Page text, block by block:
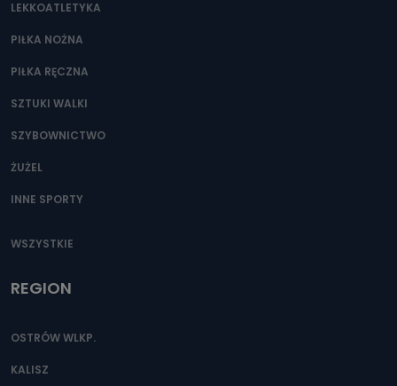
e-mailowo pod adresem: poczta@tvproart.pl
LEKKOATLETYKA
PIŁKA NOŻNA
PIŁKA RĘCZNA
SZTUKI WALKI
SZYBOWNICTWO
ŻUŻEL
INNE SPORTY
WSZYSTKIE
REGION
OSTRÓW WLKP.
KALISZ